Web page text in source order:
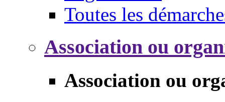
Toutes les
Association ou
Association ou